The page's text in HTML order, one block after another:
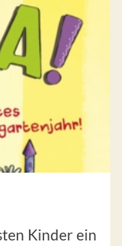
Kinder ein